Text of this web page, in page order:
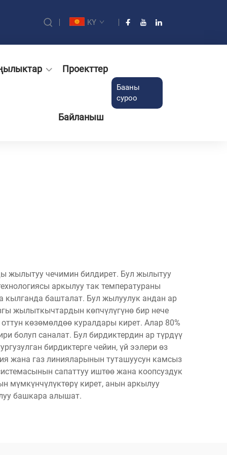
KY
Проекттер
Байланыш
Бааны
суроо
жылытуу чечимин билдирет. Бул жылытуу
аркылуу так температураны
кылганда башталат. Бул жылуулук андан ар
жылыткычтардын көпчүлүгүнө бир нече
көзөмөлдөө куралдары кирет. Алар 80%
болуп саналат. Бул бирдиктердин ар түрдүү
бирдиктерге чейин, үй ээлери өз
жана газ линияларынын туташуусун камсыз
сапаттуу иштөө жана коопсуздук
мүмкүнчүлүктөрү кирет, анын аркылуу
башкара алышат.